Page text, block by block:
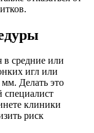
в средние или
игл или
Делать это
специалист
клиники
риск